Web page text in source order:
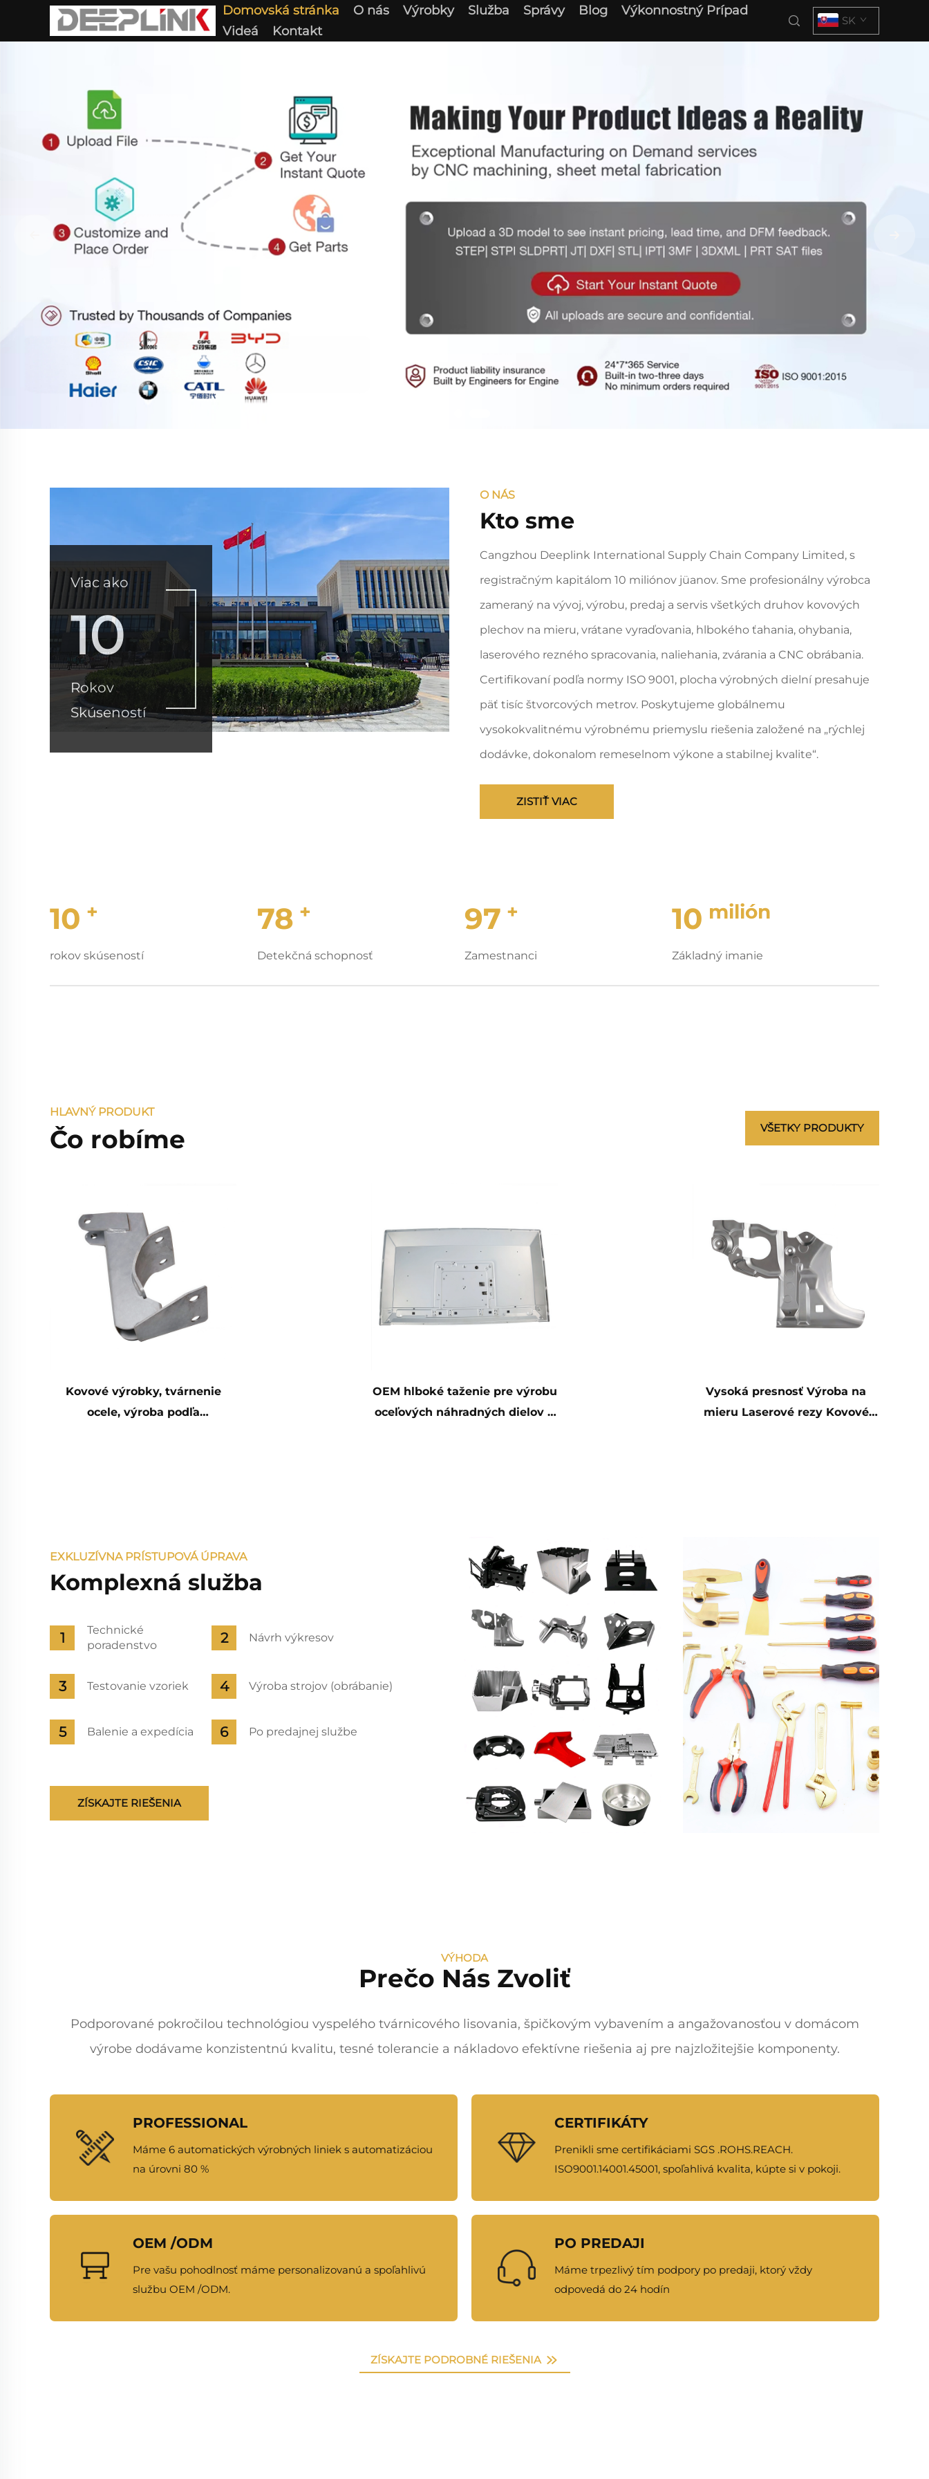
Domovská stránka O nás Výrobky Služba Správy Blog
Výkonnostný Prípad
Videá
Kontakt
SK
Viac ako
10
Rokov
Skúseností
O NÁS
Kto sme
Cangzhou Deeplink International Supply Chain Company Limited, s
registračným kapitálom 10 miliónov jüanov. Sme profesionálny výrobca
zameraný na vývoj, výrobu, predaj a servis všetkých druhov kovových
plechov na mieru, vrátane vyraďovania, hlbokého ťahania, ohybania,
laserového rezného spracovania, naliehania, zvárania a CNC obrábania.
Certifikovaní podľa normy ISO 9001, plocha výrobných dielní presahuje
päť tisíc štvorcových metrov. Poskytujeme globálnemu
vysokokvalitnému výrobnému priemyslu riešenia založené na „rýchlej
dodávke, dokonalom remeselnom výkone a stabilnej kvalite“.
ZISTIŤ VIAC
10 +
rokov skúseností
80 +
Detekčná schopnosť
100
Zamestnanci
10 milión
Základný imanie
HLAVNÝ PRODUKT
Čo robíme VŠETKY PRODUKTY
Kovové výrobky, tvárnenie
ocele, výroba podľa
OEM hlboké taženie pre výrobu
oceľových náhradných dielov a
Vysoká presnosť Výroba na
mieru Laserové rezy Kovové
EXKLUZÍVNA PRÍSTUPOVÁ ÚPRAVA
Komplexná služba
Technické
poradenstvo
Návrh výkresov
Testovanie vzoriek Výroba strojov (obrábanie)
Balenie a expedícia Po predajnej službe
ZÍSKAJTE RIEŠENIA
VÝHODA
Prečo Nás Zvoliť
Podporované pokročilou technológiou vyspelého tvárnicového lisovania, špičkovým vybavením a angažovanosťou v domácom
výrobe dodávame konzistentnú kvalitu, tesné tolerancie a nákladovo efektívne riešenia aj pre najzložitejšie komponenty.
PROFESSIONAL
Máme 6 automatických výrobných liniek s automatizáciou
na úrovni 80 %
CERTIFIKÁTY
Prenikli sme certifikáciami SGS .ROHS.REACH.
ISO9001.14001.45001, spoľahlivá kvalita, kúpte si v pokoji.
OEM /ODM
Pre vašu pohodlnosť máme personalizovanú a spoľahlivú
službu OEM /ODM.
PO PREDAJI
Máme trpezlivý tím podpory po predaji, ktorý vždy
odpovedá do 24 hodín
ZÍSKAJTE PODROBNÉ RIEŠENIA